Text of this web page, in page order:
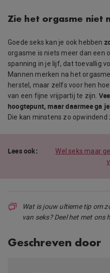
Zie het orgasme niet
Goede seks kan je ook hebben
orgasme is niets meer dan een
spanning in je lijf, dat toevallig
Mannen merken na het
herstel, maar zelfs voor hen
van een fijne vrijpartij te zijn.
hoogtepunt, maar daarmee ga
Die kan minstens zo opwindend
Wel seks maar
Wat is jouw ultieme tip om
van seks? Deel het met ons
Geschreven door